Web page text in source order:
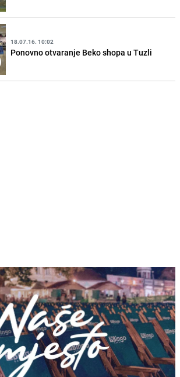
18.07.16. 10:02
Ponovno otvaranje Beko shopa u Tuzli